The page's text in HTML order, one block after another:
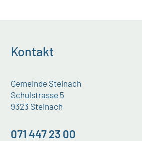
Kontakt
Gemeinde Steinach
Schulstrasse 5
9323 Steinach
071 447 23 00